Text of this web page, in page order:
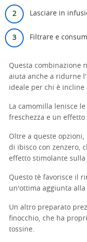
Lasciare in
Filtrare e
Questa combinazione
aiuta anche a ridurne
ideale per chi è incline
La camomilla lenisce
freschezza e un effetto
Oltre a queste
di ibisco con zenzero,
effetto stimolante sulla
Questo tè favorisce il
un'ottima aggiunta
Un altro preparato
finocchio, che ha
tossine.